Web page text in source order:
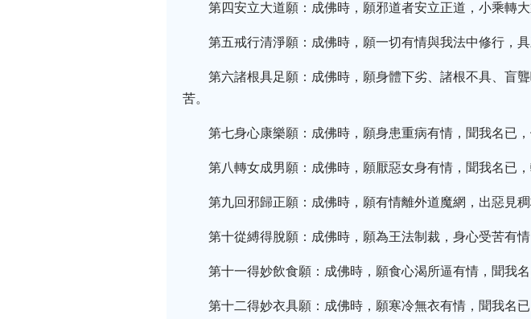
第四安立大道願：成佛時，願邪道者安立正道，小乘轉大
第五戒行清淨願：成佛時，願一切有情與我法中修行，
第六諸根具足願：成佛時，願身體下劣、諸根不具、盲
苦。
第七身心康樂願：成佛時，願身患重病有情，聞我名已，
第八轉女成男願：成佛時，願厭惡女身有情，聞我名已，
第九回邪歸正願：成佛時，願有情離外道魔網，出惡見稠
第十從縛得脫願：成佛時，願為王法制裁，身心受苦有情
第十一得妙飲食願：成佛時，願食心渴所逼有情，聞我名
第十二得妙衣具願：成佛時，願寒冷無衣有情，聞我名